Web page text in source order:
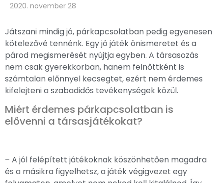
2020. november 28
Játszani mindig jó, párkapcsolatban pedig egyenesen
kötelezővé tennénk. Egy jó játék önismeretet és a
párod megismerését nyújtja egyben. A társasozás
nem csak gyerekkorban, hanem felnőttként is
számtalan előnnyel kecsegtet, ezért nem érdemes
kifelejteni a szabadidős tevékenységek közül.
Miért érdemes párkapcsolatban is
elővenni a társasjátékokat?
– A jól felépített játékoknak köszönhetően magadra
és a másikra figyelhetsz, a játék végigvezet egy